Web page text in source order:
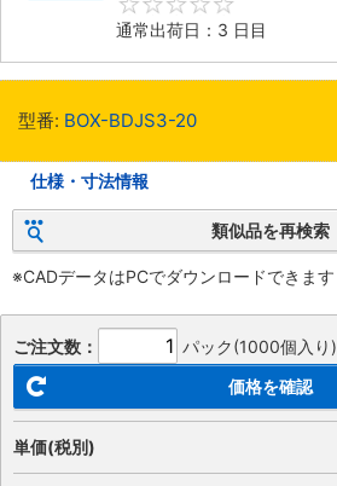
通常出荷日：3 日目
型番: BOX-BDJS3-20
仕様・寸法情報
類似品を再検索
※CADデータはPCでダウンロードできます
ご注文数：
パック(1000個入り)
価格を確認
単価(税別)